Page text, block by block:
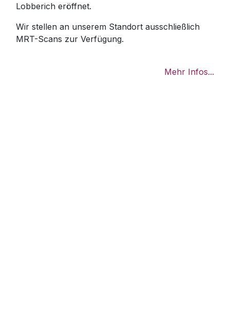
Lobberich eröffnet.
Wir stellen an unserem Standort ausschließlich
MRT-Scans zur Verfügung.
Mehr Infos...